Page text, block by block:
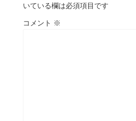
いている欄は必須項目です
コメント ※